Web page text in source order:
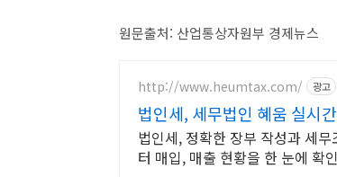
원문출처: 산업통상자원부 경제뉴스
http://www.heumtax.com/ 광고
법인세, 세무법인 혜움 실시
법인세, 정확한 장부 작성과 세
터 매입, 매출 현황을 한 눈에 확